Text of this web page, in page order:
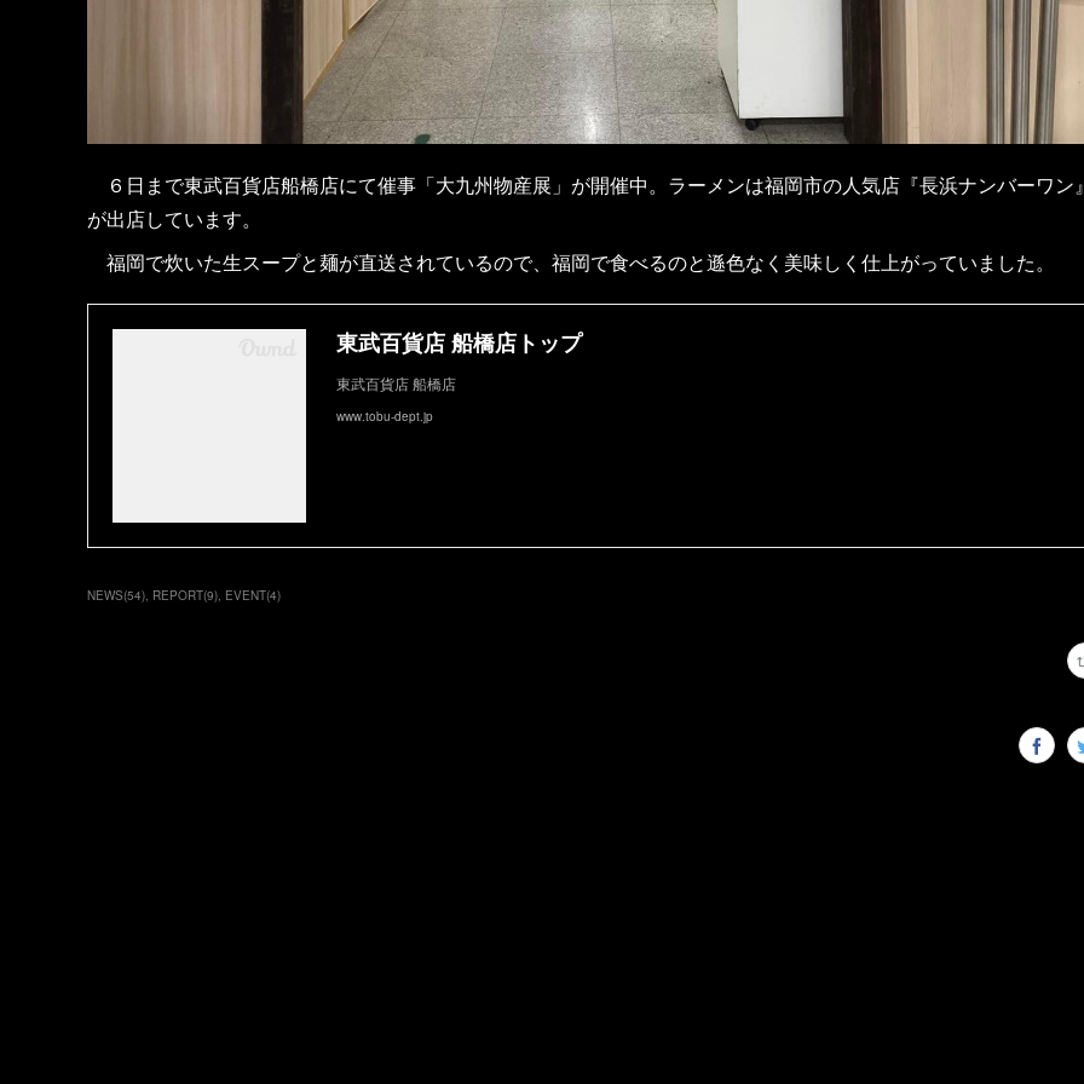
６日まで東武百貨店船橋店にて催事「大九州物産展」が開催中。ラーメンは福岡市の人気店『長浜ナンバーワン
が出店しています。
福岡で炊いた生スープと麺が直送されているので、福岡で食べるのと遜色なく美味しく仕上がっていました。
東武百貨店 船橋店トップ
東武百貨店 船橋店
www.tobu-dept.jp
NEWS(54) REPORT(9) EVENT(4)